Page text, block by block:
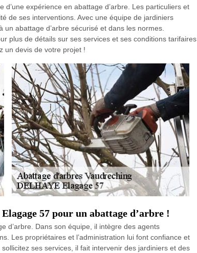
expérience en abattage d’arbre. Les particuliers et
de ses interventions. Avec une équipe de jardiniers
abattage d’arbre sécurisé et dans les normes.
plus de détails sur ses services et ses conditions tarifaires
un devis de votre projet !
57 pour un abattage d’arbre !
d’arbre. Dans son équipe, il intègre des agents
Les propriétaires et l’administration lui font confiance et
ses services, il fait intervenir des jardiniers et des